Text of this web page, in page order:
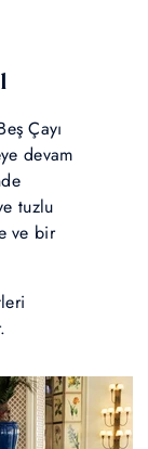
Çayı
devam
tuzlu
ve bir